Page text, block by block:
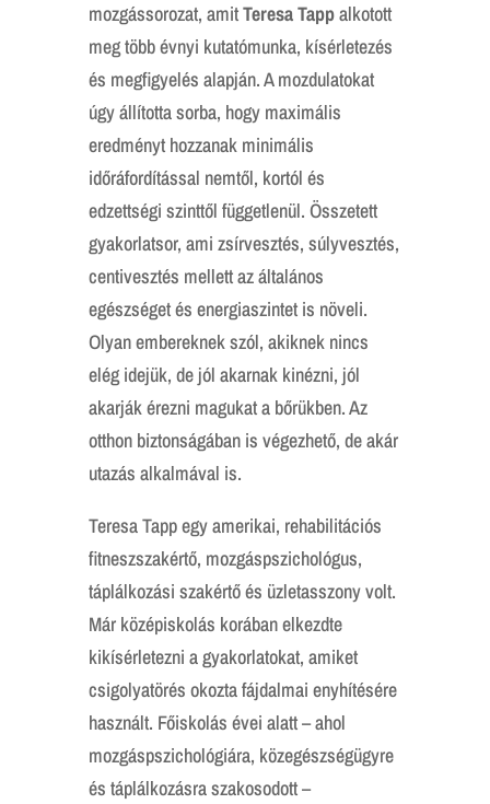
mozgássorozat, amitTeresa Tappalkotott
meg több évnyi kutatómunka, kísérletezés
és megfigyelés alapján. A mozdulatokat
úgy állította sorba, hogy maximális
eredményt hozzanak minimális
időráfordítással nemtől, kortól és
edzettségi szinttől függetlenül. Összetett
gyakorlatsor, ami zsírvesztés, súlyvesztés,
centivesztés mellett az általános
egészséget és energiaszintet is növeli.
Olyan embereknek szól, akiknek nincs
elég idejük, de jól akarnak kinézni, jól
akarják érezni magukat a bőrükben. Az
otthon biztonságában is végezhető, de akár
utazás alkalmával is.
Teresa Tapp egy amerikai, rehabilitációs
fitneszszakértő, mozgáspszichológus,
táplálkozási szakértő és üzletasszony volt.
Már középiskolás korában elkezdte
kikísérletezni a gyakorlatokat, amiket
csigolyatörés okozta fájdalmai enyhítésére
használt. Főiskolás évei alatt – ahol
mozgáspszichológiára, közegészségügyre
és táplálkozásra szakosodott –